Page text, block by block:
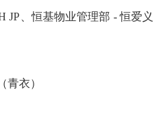
JP 、恒基物业管理部 -恒爱义
青衣）